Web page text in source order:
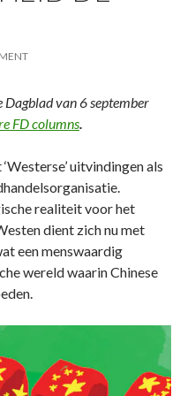
Dagblad van 6 september
FD columns.
uitvindingen als
realiteit voor het
dient zich nu met
een menswaardig
wereld waarin Chinese